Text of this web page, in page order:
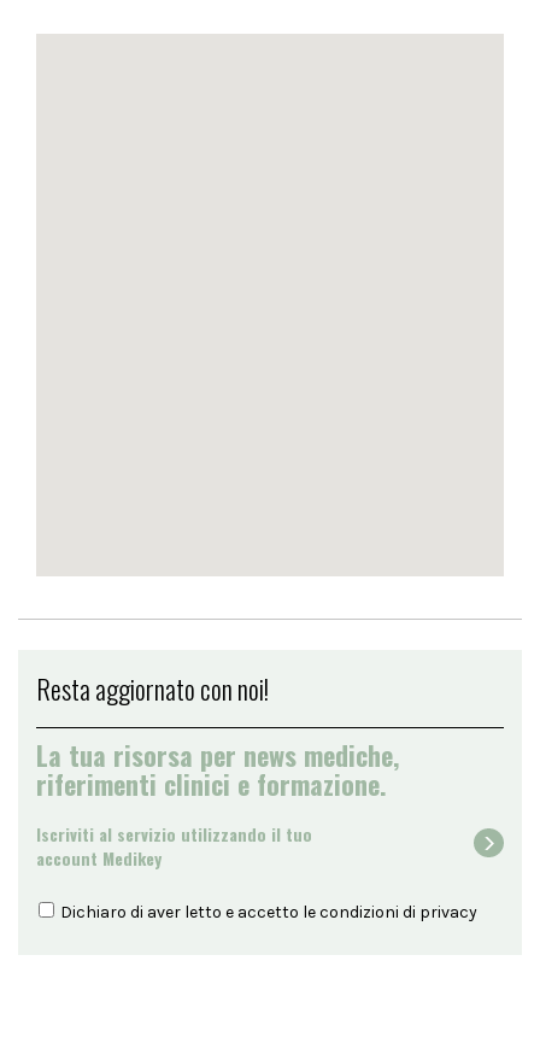
Resta aggiornato con noi!
La tua risorsa per news mediche,
riferimenti clinici e formazione.
Iscriviti al servizio utilizzando il tuo
account Medikey
Dichiaro di aver letto e accetto le condizioni di privacy